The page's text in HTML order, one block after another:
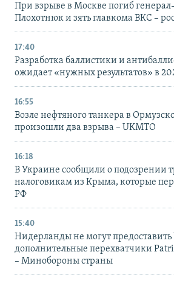
При взрыве в Москве погиб
Плохотнюк и зять главкома ВКС –
17:40
Разработка баллистики и
ожидает «нужных результатов» в
16:55
Возле нефтяного танкера в
произошли два взрыва – UKMTO
16:18
В Украине сообщили о подозрении
налоговикам из Крыма, которые
РФ
15:40
Нидерланды не могут
дополнительные перехватчики
– Минобороны страны